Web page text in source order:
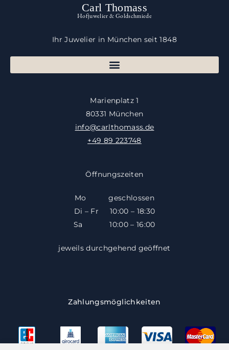
Carl Thomass
Hofjuwelier & Goldschmiede
Ihr Juwelier in München seit 1848
Marienplatz 1
80331 München
info@carlthomass.de
+49 89 223748
Öffnungszeiten
Mo geschlossen
Di – Fr 10:00 – 18:30
​​Sa 10:00 – 16:00
jeweils durchgehend geöffnet
Zahlungsmöglichkeiten